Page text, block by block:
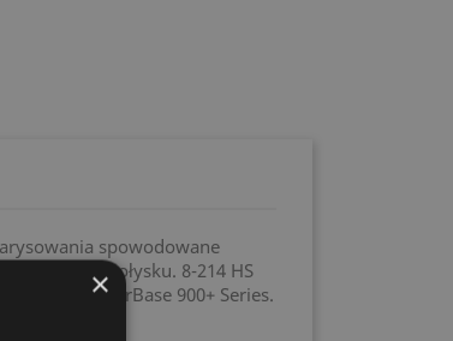
spowodowane
wysokim połysku. 8-214 HS
- 9999 WaterBase 900+ Series.
×